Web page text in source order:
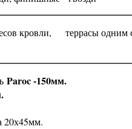
кровли, террасы одним
Paroc -150мм.
20х45мм.